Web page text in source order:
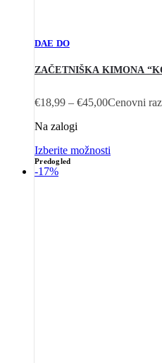
DAE DO
ZAČETNIŠKA KIMONA
€18,99 – €45,00Cenovni
Na zalogi
Izberite možnosti
Predogled
-17%